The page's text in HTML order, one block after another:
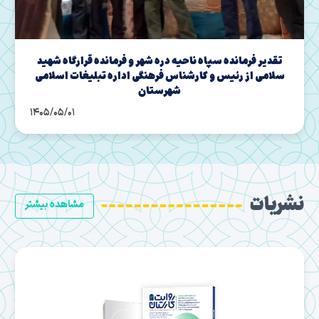
قرارگاه شهید
تبلیغات اسلامی
برگزاری مراسم تودیع و معارفه
حراست اداره کل تبلیغات اسلامی
مشاهده بیشتر نشریات